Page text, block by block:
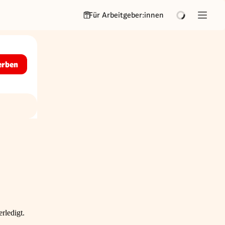
Für Arbeitgeber:innen